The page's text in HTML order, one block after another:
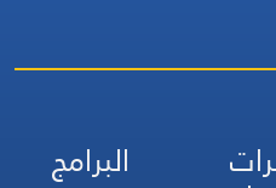
البرامج